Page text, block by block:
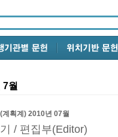
월
계획계) 2010년 07월
/ 편집부(Editor)